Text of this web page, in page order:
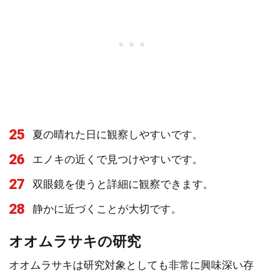
25 夏の晴れた日に観察しやすいです。
26 エノキの近くで見つけやすいです。
27 双眼鏡を使うと詳細に観察できます。
28 静かに近づくことが大切です。
オオムラサキの研究
オオムラサキは研究対象としても非常に興味深い存